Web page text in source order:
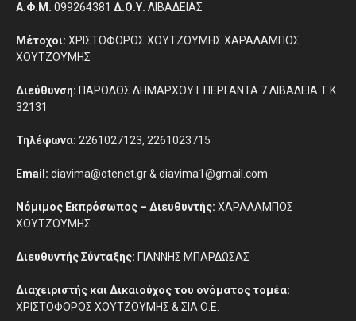
Α.Φ.Μ. 099264381 Δ.Ο.Υ. ΛΙΒΑΔΕΙΑΣ
Μέτοχοι: ΧΡΙΣΤΟΦΟΡΟΣ ΧΟΥΤΖΟΥΜΗΣ ΧΑΡΑΛΑΜΠΟΣ
ΧΟΥΤΖΟΥΜΗΣ
Διεύθυνση: ΠΑΡΟΔΟΣ ΔΗΜΑΡΧΟΥ Ι. ΠΕΡΓΑΝΤΑ 7 ΛΙΒΑΔΕΙΑ Τ.Κ.
32131
Τηλέφωνα: 2261027123, 2261023715
Email: diavima@otenet.gr & diavima1@gmail.com
Νόμιμος Εκπρόσωπος – Διευθυντής: ΧΑΡΑΛΑΜΠΟΣ
ΧΟΥΤΖΟΥΜΗΣ
Διευθυντής Σύνταξης: ΓΙΑΝΝΗΣ ΜΠΑΡΔΩΣΑΣ
Διαχειριστής και Δικαιούχος του ονόματος τομέα:
ΧΡΙΣΤΟΦΟΡΟΣ ΧΟΥΤΖΟΥΜΗΣ & ΣΙΑ Ο.Ε.